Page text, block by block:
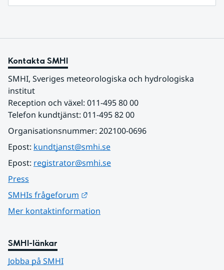
Kontakta SMHI
SMHI, Sveriges meteorologiska och hydrologiska
institut
Reception och växel: 011-495 80 00
Telefon kundtjänst: 011-495 82 00
Organisationsnummer: 202100-0696
Epost: kundtjanst@smhi.se
Epost: registrator@smhi.se
Press
SMHIs frågeforum
Mer kontaktinformation
SMHI-länkar
Jobba på SMHI